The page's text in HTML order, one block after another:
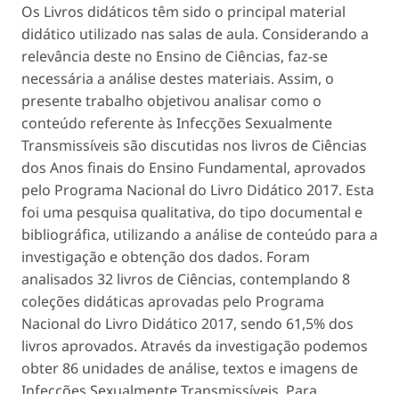
Os Livros didáticos têm sido o principal material
didático utilizado nas salas de aula. Considerando a
relevância deste no Ensino de Ciências, faz-se
necessária a análise destes materiais. Assim, o
presente trabalho objetivou analisar como o
conteúdo referente às Infecções Sexualmente
Transmissíveis são discutidas nos livros de Ciências
dos Anos finais do Ensino Fundamental, aprovados
pelo Programa Nacional do Livro Didático 2017. Esta
foi uma pesquisa qualitativa, do tipo documental e
bibliográfica, utilizando a análise de conteúdo para a
investigação e obtenção dos dados. Foram
analisados 32 livros de Ciências, contemplando 8
coleções didáticas aprovadas pelo Programa
Nacional do Livro Didático 2017, sendo 61,5% dos
livros aprovados. Através da investigação podemos
obter 86 unidades de análise, textos e imagens de